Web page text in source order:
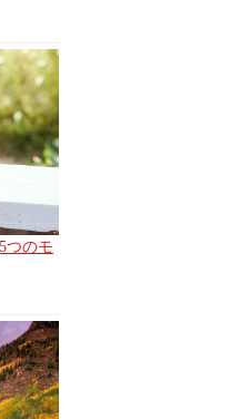
つのモ